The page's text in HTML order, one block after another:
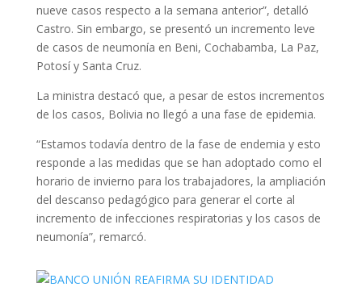
nueve casos respecto a la semana anterior”, detalló
Castro. Sin embargo, se presentó un incremento leve
de casos de neumonía en Beni, Cochabamba, La Paz,
Potosí y Santa Cruz.
La ministra destacó que, a pesar de estos incrementos
de los casos, Bolivia no llegó a una fase de epidemia.
“Estamos todavía dentro de la fase de endemia y esto
responde a las medidas que se han adoptado como el
horario de invierno para los trabajadores, la ampliación
del descanso pedagógico para generar el corte al
incremento de infecciones respiratorias y los casos de
neumonía”, remarcó.